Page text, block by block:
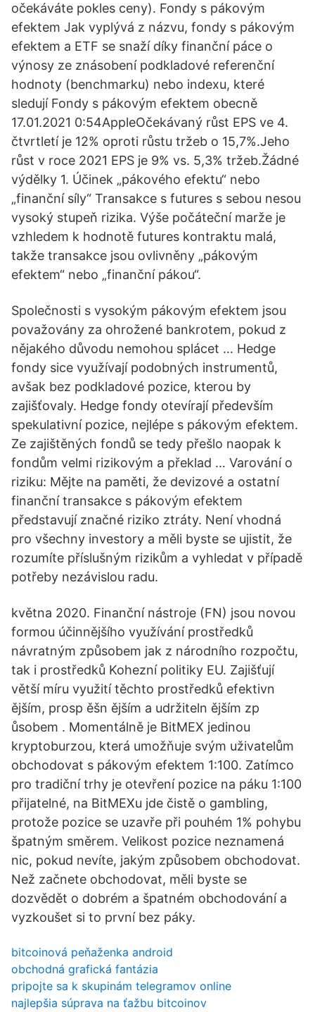
očekáváte pokles ceny). Fondy s pákovým
efektem Jak vyplývá z názvu, fondy s pákovým
efektem a ETF se snaží díky finanční páce o
výnosy ze znásobení podkladové referenční
hodnoty (benchmarku) nebo indexu, které
sledují Fondy s pákovým efektem obecně
17.01.2021 0:54AppleOčekávaný růst EPS ve 4.
čtvrtletí je 12% oproti růstu tržeb o 15,7%.Jeho
růst v roce 2021 EPS je 9% vs. 5,3% tržeb.Žádné
výdělky 1. Účinek „pákového efektu“ nebo
„finanční síly“ Transakce s futures s sebou nesou
vysoký stupeň rizika. Výše počáteční marže je
vzhledem k hodnotě futures kontraktu malá,
takže transakce jsou ovlivněny „pákovým
efektem“ nebo „finanční pákou“.
Společnosti s vysokým pákovým efektem jsou
považovány za ohrožené bankrotem, pokud z
nějakého důvodu nemohou splácet … Hedge
fondy sice využívají podobných instrumentů,
avšak bez podkladové pozice, kterou by
zajišťovaly. Hedge fondy otevírají především
spekulativní pozice, nejlépe s pákovým efektem.
Ze zajištěných fondů se tedy přešlo naopak k
fondům velmi rizikovým a překlad … Varování o
riziku: Mějte na paměti, že devizové a ostatní
finanční transakce s pákovým efektem
představují značné riziko ztráty. Není vhodná
pro všechny investory a měli byste se ujistit, že
rozumíte příslušným rizikům a vyhledat v případě
potřeby nezávislou radu.
května 2020. Finanční nástroje (FN) jsou novou
formou účinnějšího využívání prostředků
návratným způsobem jak z národního rozpočtu,
tak i prostředků Kohezní politiky EU. Zajišťují
větší míru využití těchto prostředků efektivn
ějším, prosp ěšn ějším a udržiteln ějším zp
ůsobem . Momentálně je BitMEX jedinou
kryptoburzou, která umožňuje svým uživatelům
obchodovat s pákovým efektem 1:100. Zatímco
pro tradiční trhy je otevření pozice na páku 1:100
přijatelné, na BitMEXu jde čistě o gambling,
protože pozice se uzavře při pouhém 1% pohybu
špatným směrem. Velikost pozice neznamená
nic, pokud nevíte, jakým způsobem obchodovat.
Než začnete obchodovat, měli byste se
dozvědět o dobrém a špatném obchodování a
vyzkoušet si to první bez páky.
bitcoinová peňaženka android
obchodná grafická fantázia
pripojte sa k skupinám telegramov online
najlepšia súprava na ťažbu bitcoinov